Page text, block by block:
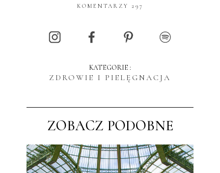
KOMENTARZY 297
KATEGORIE :
ZDROWIE I PIELĘGNACJA
ZOBACZ PODOBNE